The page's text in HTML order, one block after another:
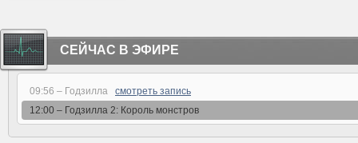
СЕЙЧАС В ЭФИРЕ
09:56 – Годзилла смотреть запись
12:00 – Годзилла 2: Король монстров